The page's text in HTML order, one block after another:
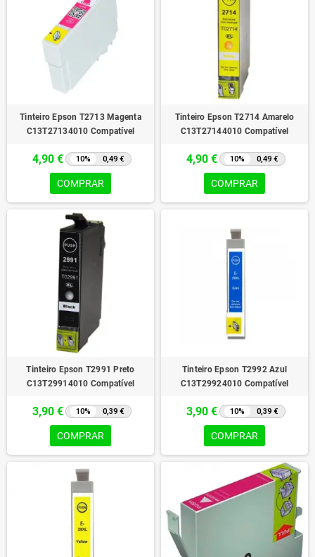
Tinteiro Epson T2713 Magenta
C13T27134010 Compatível
4,90 € 10% 0,49 €
COMPRAR
Tinteiro Epson T2714 Amarelo
C13T27144010 Compatível
4,90 € 10% 0,49 €
COMPRAR
Tinteiro Epson T2991 Preto
C13T29914010 Compatível
3,90 € 10% 0,39 €
COMPRAR
Tinteiro Epson T2992 Azul
C13T29924010 Compatível
3,90 € 10% 0,39 €
COMPRAR